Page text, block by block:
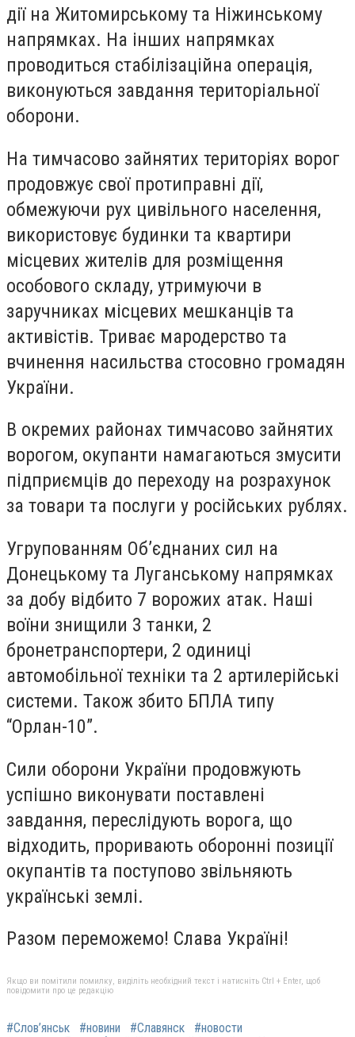
дії на Житомирському та Ніжинському
напрямках. На інших напрямках
проводиться стабілізаційна операція,
виконуються завдання територіальної
оборони.
На тимчасово зайнятих територіях ворог
продовжує свої протиправні дії,
обмежуючи рух цивільного населення,
використовує будинки та квартири
місцевих жителів для розміщення
особового складу, утримуючи в
заручниках місцевих мешканців та
активістів. Триває мародерство та
вчинення насильства стосовно громадян
України.
В окремих районах тимчасово зайнятих
ворогом, окупанти намагаються змусити
підприємців до переходу на розрахунок
за товари та послуги у російських рублях.
Угрупованням Об’єднаних сил на
Донецькому та Луганському напрямках
за добу відбито 7 ворожих атак. Наші
воїни знищили 3 танки, 2
бронетранспортери, 2 одиниці
автомобільної техніки та 2 артилерійські
системи. Також збито БПЛА типу
“Орлан-10”.
Сили оборони України продовжують
успішно виконувати поставлені
завдання, переслідують ворога, що
відходить, проривають оборонні позиції
окупантів та поступово звільняють
українські землі.
Разом переможемо! Слава Україні!
Якщо ви помітили помилку, виділіть необхідний текст і натисніть Ctrl + Enter, щоб
повідомити про це редакцію
#Слов’янськ #новини #Славянск
#новости